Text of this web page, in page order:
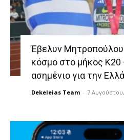
Έβελυν
κόσμο στο μήκος Κ20
ασημένιο για την
Dekeleias Team - 7